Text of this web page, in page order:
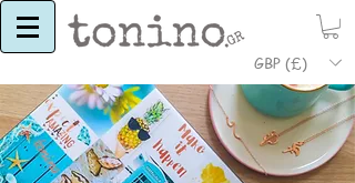
GBP (£)